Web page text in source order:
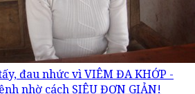
đau nhức vì VIÊM ĐA KHỚP -
nhờ cách SIÊU ĐƠN GIẢN!